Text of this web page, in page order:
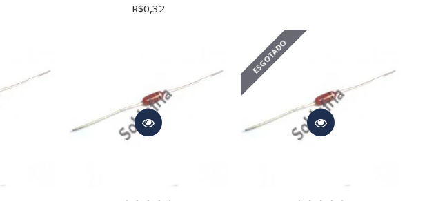
R$0,32
ESGOTADO